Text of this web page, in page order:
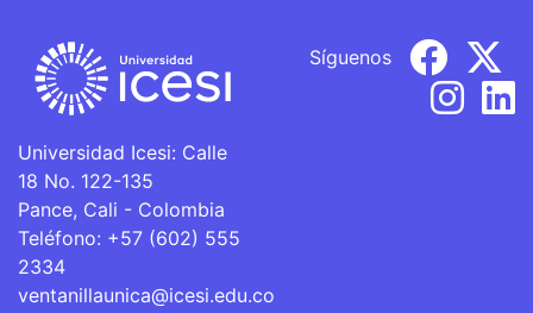
Universidad Icesi: Calle
18 No. 122-135
Pance, Cali - Colombia
Teléfono: +57 (602) 555
2334
ventanillaunica@icesi.edu.co
Síguenos